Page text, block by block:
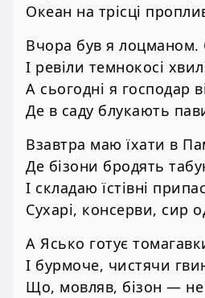
Океан на трісці
Вчора був я лоцманом.
І ревіли темнокосі
А сьогодні я господар
Де в саду блукають
Взавтра маю їхати в
Де бізони бродять
І складаю їстівні
Сухарі, консерви, сир
А Ясько готує
І бурмоче, чистячи
Що, мовляв, бізон — не